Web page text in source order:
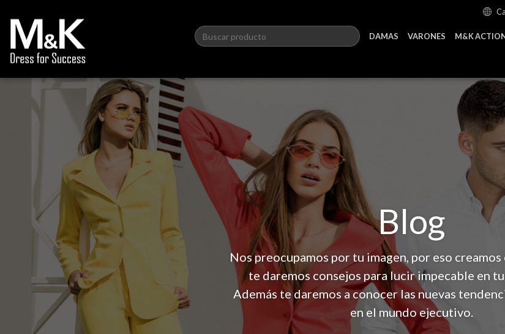
DAMAS VARONES M&K
Blog
Nos preocupamos por tu imagen, por eso
te daremos consejos para lucir impecable en
Además te daremos a conocer las nuevas
en el mundo ejecutivo.